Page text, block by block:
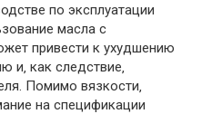
по эксплуатации
масла с
привести к ухудшению
и‚ как следствие‚
Помимо вязкости‚
на спецификации